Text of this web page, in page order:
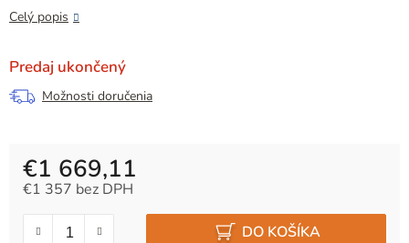
Celý popis
Predaj ukončený
Možnosti doručenia
€1 669,11
€1 357 bez DPH
DO KOŠÍKA